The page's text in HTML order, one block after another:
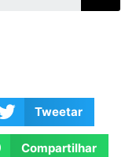
Tweetar
Compartilhar